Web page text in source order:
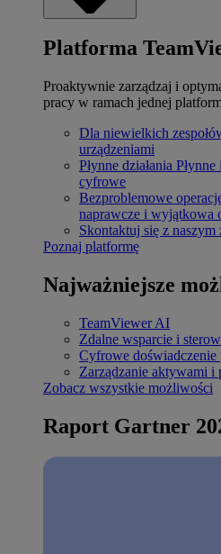
Platforma
Proaktywnie zarządzaj i
pracy w ramach jednej
Dla niewielkich
urządzeniami
Płynne działania
cyfrowe
Bezproblemowe
naprawcze i wyjątkowa
Skontaktuj się z naszym
Poznaj platformę
Najważniejsze
TeamViewer AI
Zdalne wsparcie i
Cyfrowe
Zarządzanie aktywami i
Zobacz wszystkie możliwości
Raport Gartner